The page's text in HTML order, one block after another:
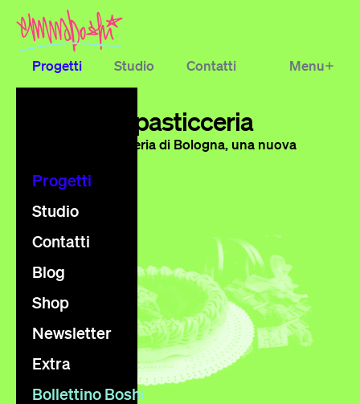
Progetti Studio
Contatti
Blog
Shop
Menu
Progetti
Studio
Contatti
Blog
Shop
Newsletter
Extra
Bollettino Boshi
Gamberini pasticceria
Una storica pasticceria di Bologna, una nuova